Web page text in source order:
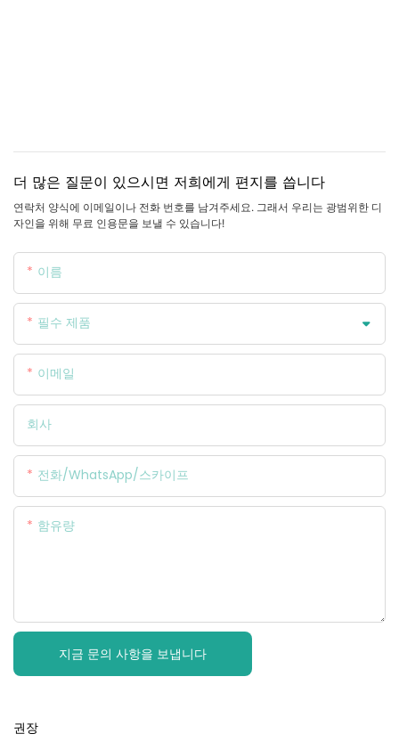
더 많은 질문이 있으시면 저희에게 편지를 씁니다
연락처 양식에 이메일이나 전화 번호를 남겨주세요. 그래서 우리는 광범위한 디
자인을 위해 무료 인용문을 보낼 수 있습니다!
이름
필수 제품
이메일
회사
전화/WhatsApp/스카이프
함유량
지금 문의 사항을 보냅니다
권장